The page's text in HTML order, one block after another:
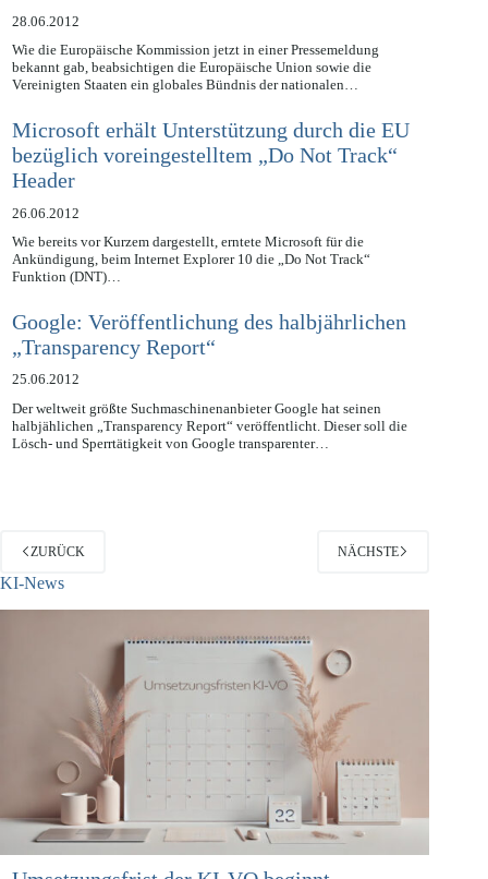
gegen Kinderpornographie aus
28.06.2012
Wie die Europäische Kommission jetzt in einer Pressemeldung
bekannt gab, beabsichtigen die Europäische Union sowie die
Microsoft erhält Unterstützung durch die EU
bezüglich voreingestelltem „Do Not Track“
Header
26.06.2012
Wie bereits vor Kurzem dargestellt, erntete Microsoft für die
Ankündigung, beim Internet Explorer 10 die „Do Not Track“
Google: Veröffentlichung des halbjährlichen
„Transparency Report“
25.06.2012
Der weltweit größte Suchmaschinenanbieter Google hat seinen
halbjählichen „Transparency Report“ veröffentlicht. Dieser soll die
ZURÜCK
KI-News